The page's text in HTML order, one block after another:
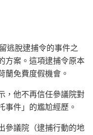
逃脫逮捕令的事件之
方案。這項逮捕令原本
蘭免費度假機會。
，他不再信任參議院對
事件」的尷尬經歷。
參議院（逮捕行動的地